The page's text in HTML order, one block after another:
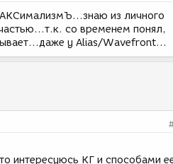
из личного
со временем понял,
у Alias/Wavefront...
интересуюсь КГ и способами